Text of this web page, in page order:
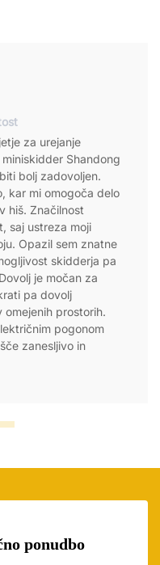
za urejanje
Shandong
bolj zadovoljen.
kar mi omogoča delo
hiš. Značilnost
saj ustreza moji
Opazil sem znatne
skidderja pa
je močan za
pa dovolj
prostorih.
pogonom
zanesljivo in
ponudbo